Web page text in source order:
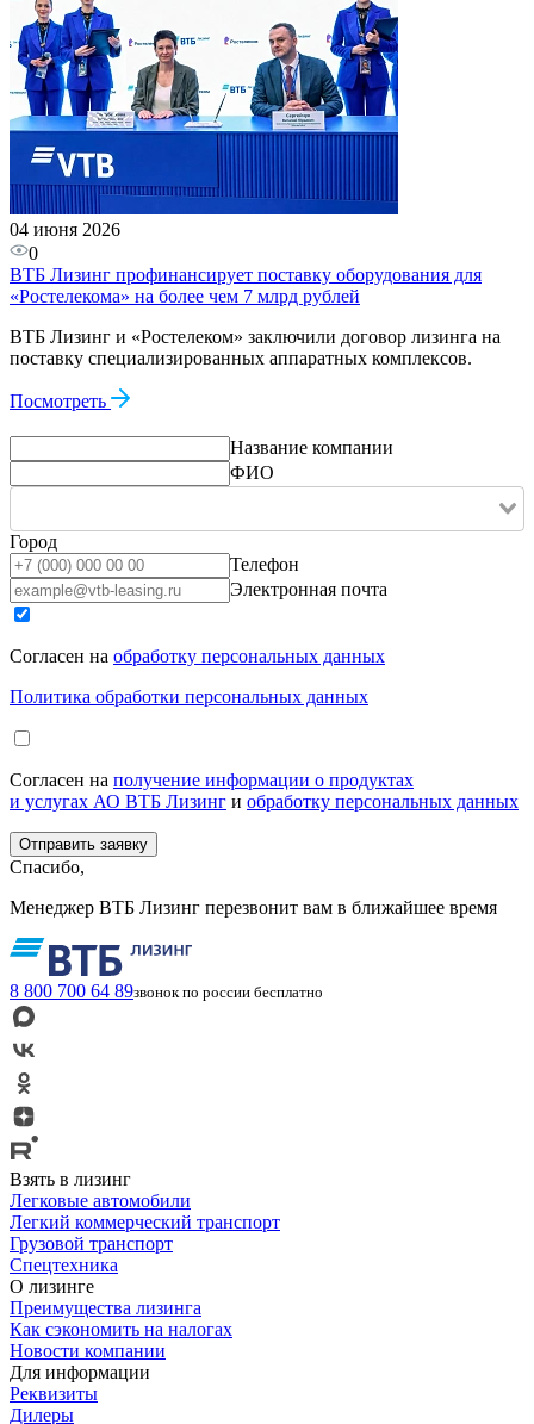
04 июня 2026
0
ВТБ Лизинг профинансирует поставку оборудования для
«Ростелекома» на более чем 7 млрд рублей
ВТБ Лизинг и «Ростелеком» заключили договор лизинга на
поставку специализированных аппаратных комплексов.
Посмотреть
Название компании
ФИО
Город
Телефон
Электронная почта
Согласен на обработку персональных данных
Политика обработки персональных данных
Согласен на получение информации о продуктах
и услугах АО ВТБ Лизинг и обработку персональных данных
Спасибо,
Менеджер ВТБ Лизинг перезвонит вам в ближайшее время
8 800 700 64 89звонок по россии бесплатно
Взять в лизинг
Легковые автомобили
Легкий коммерческий транспорт
Грузовой транспорт
Спецтехника
О лизинге
Преимущества лизинга
Как сэкономить на налогах
Новости компании
Для информации
Реквизиты
Дилеры